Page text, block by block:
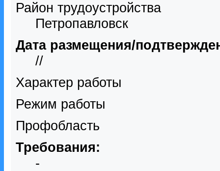
Район трудоустройства
Петропавловск
Дата размещения/
//
Характер работы
Режим работы
Профобласть
Требования:
-